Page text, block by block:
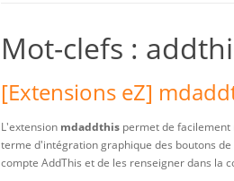
Mot-clefs :
[Extensions eZ]
L'extension mdaddthis permet de facilement
terme d'intégration graphique des boutons
compte AddThis et de les renseigner dans la